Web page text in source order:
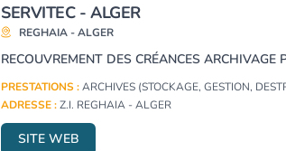
SERVITEC - ALGER
REGHAIA - ALGER
PRESTATIONS :ARCHIVES (STOCKAGE, GESTION,
ADRESSE :Z.I. REGHAIA - ALGER
SITE WEB